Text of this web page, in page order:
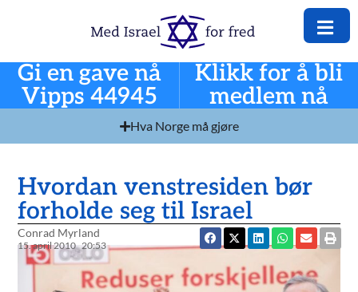
Gi en gave nå
Vipps 44945
Klikk for å bli
medlem nå
Hva Norge må gjøre
Hvordan venstresiden bør
forholde seg til Israel
Conrad Myrland
15. april 2010 20:53